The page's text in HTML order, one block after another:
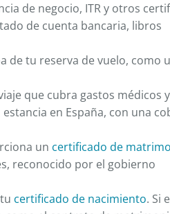
de negocio, ITR y otros
de cuenta bancaria, libros
de tu reserva de vuelo, como
que cubra gastos médicos y
en España, con una
un certificado de
reconocido por el gobierno
certificado de nacimiento. Si